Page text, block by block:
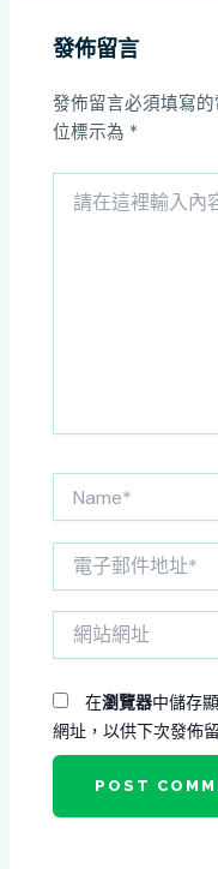
發佈留言
發佈留言必須填寫
位標示為 *
*
址
在瀏覽器中儲存
網址，以供下次發佈